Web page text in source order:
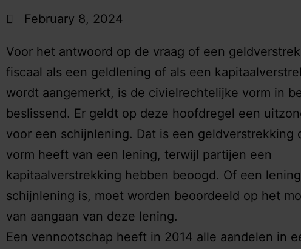
February 8, 2024
Voor het antwoord op de vraag of een
fiscaal als een geldlening of als een
wordt aangemerkt, is de civielrechtelijke vorm in
beslissend. Er geldt op deze hoofdregel een
voor een schijnlening. Dat is een geldverstrekking
vorm heeft van een lening, terwijl partijen een
kapitaalverstrekking hebben beoogd. Of een
schijnlening is, moet worden beoordeeld op het
van aangaan van deze lening.
Een vennootschap heeft in 2014 alle aandelen in